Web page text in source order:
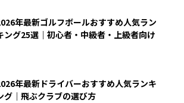
年最新ゴルフボールおすすめ人気ラン
ング25選｜初心者・中級者・上級者向け
年最新ドライバーおすすめ人気ランキ
グ｜飛ぶクラブの選び方